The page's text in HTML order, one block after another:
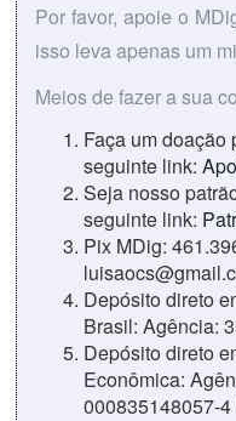
Por favor, apoie o
isso leva apenas um
Meios de fazer a sua
Faça um
seguinte link:
Seja nosso
seguinte link:
Pix MDig:
Depósito direto
Brasil: Agência:
Depósito direto
Econômica:
000835148057-